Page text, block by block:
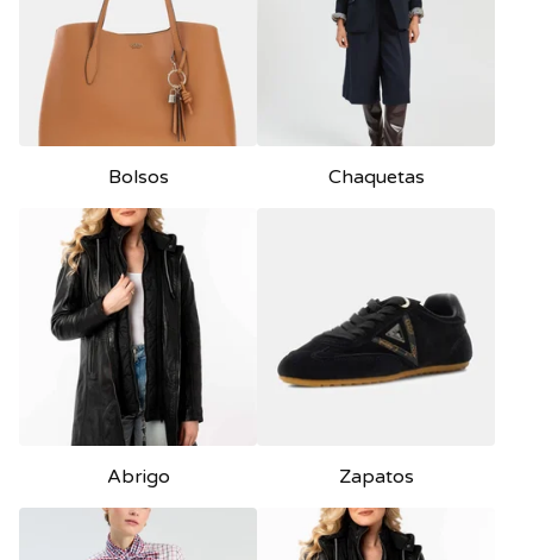
Bolsos Chaquetas
Abrigo Zapatos